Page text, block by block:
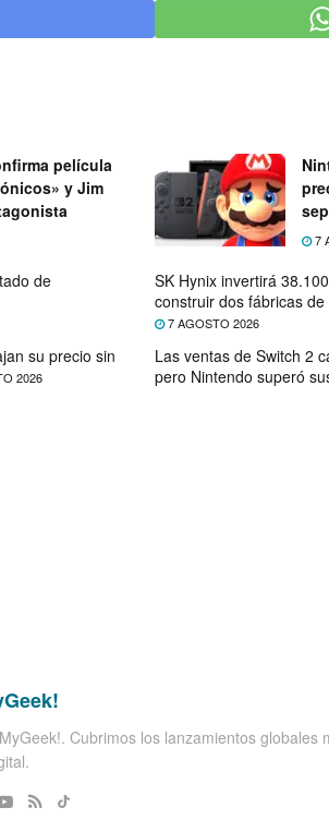
película
y Jim
7
de
SK Hynix invertirá
construir dos fábricas de
7 AGOSTO 2026
su precio sin
2026
Las ventas de Switch 2
pero Nintendo superó
Cubrimos los lanzamientos globales